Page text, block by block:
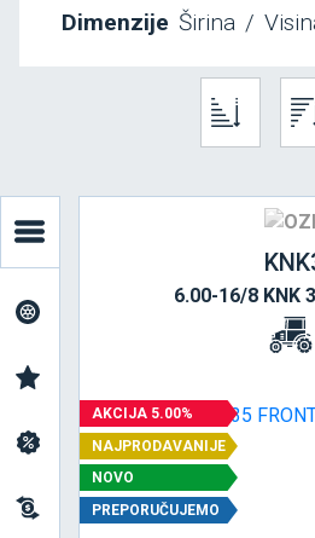
Dimenzije Širina /
6.00-16/8 KNK
AKCIJA 5.00%
NAJPRODAVANIJE
NOVO
PREPORUČUJEMO